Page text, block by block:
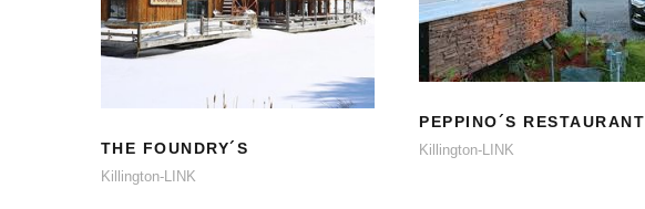
THE FOUNDRY´S
THE FOUNDRY´S
Killington-LINK
PEPPINO´S
RESTAURANT
PEPPINO´S RESTAURANT
Killington-LINK